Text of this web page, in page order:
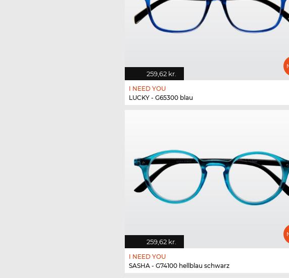
259,62 kr.
I NEED YOU
LUCKY - G65300 blau
259,62 kr.
I NEED YOU
SASHA - G74100 hellblau schwarz